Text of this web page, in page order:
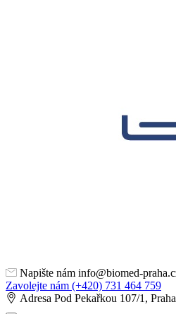
Napište nám info@biomed-
Zavolejte nám (+420) 731 464 759
Adresa Pod Pekařkou 107/1,